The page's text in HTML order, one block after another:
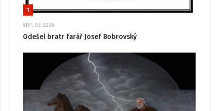
1
SRP, 03 2026
Odešel bratr farář Josef Bobrovský